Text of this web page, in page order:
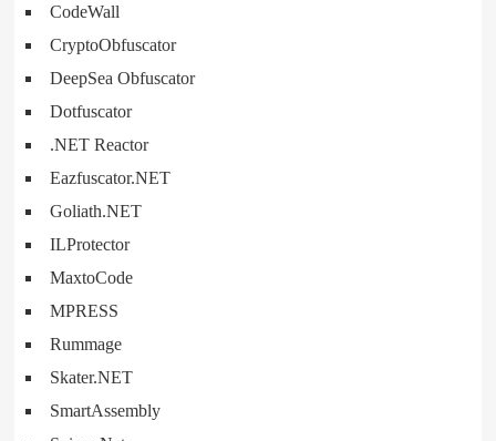
CodeWall
CryptoObfuscator
DeepSea Obfuscator
Dotfuscator
.NET Reactor
Eazfuscator.NET
Goliath.NET
ILProtector
MaxtoCode
MPRESS
Rummage
Skater.NET
SmartAssembly